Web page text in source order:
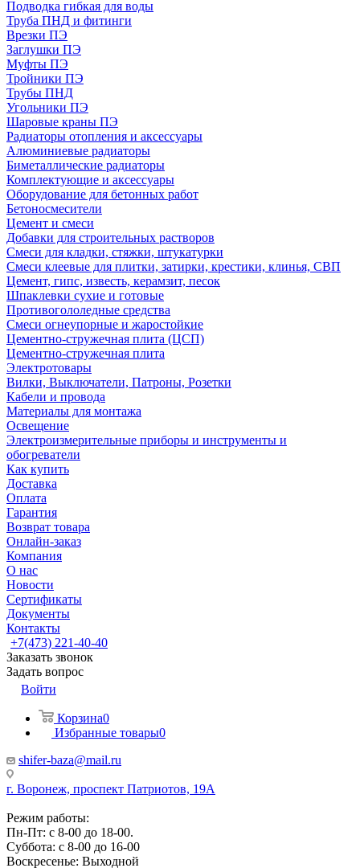
Подводка гибкая для воды
Труба ПНД и фитинги
Врезки ПЭ
Заглушки ПЭ
Муфты ПЭ
Тройники ПЭ
Трубы ПНД
Угольники ПЭ
Шаровые краны ПЭ
Радиаторы отопления и аксессуары
Алюминиевые радиаторы
Биметаллические радиаторы
Комплектующие и аксессуары
Оборудование для бетонных работ
Бетоносмесители
Цемент и смеси
Добавки для строительных растворов
Смеси для кладки, стяжки, штукатурки
Смеси клеевые для плитки, затирки, крестики, клинья, СВП
Цемент, гипс, известь, керамзит, песок
Шпаклевки сухие и готовые
Противогололедные средства
Смеси огнеупорные и жаростойкие
Цементно-стружечная плита (ЦСП)
Цементно-стружечная плита
Электротовары
Вилки, Выключатели, Патроны, Розетки
Кабели и провода
Материалы для монтажа
Освещение
Электроизмерительные приборы и инструменты и
обогреватели
Как купить
Доставка
Оплата
Гарантия
Возврат товара
Онлайн-заказ
Компания
О нас
Новости
Сертификаты
Документы
Контакты
+7(473) 221-40-40
Заказать звонок
Задать вопрос
Войти
Корзина0
Избранные товары0
shifer-baza@mail.ru
г. Воронеж, проспект Патриотов, 19А
Режим работы:
Пн-Пт: с 8-00 до 18-00.
Суббота: с 8-00 до 16-00
Воскресенье: Выходной